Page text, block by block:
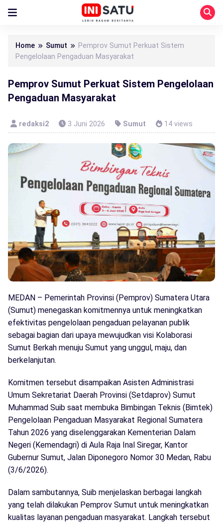
Home Sumut
Pemprov Sumut Perkuat Sistem
Pengelolaan Pengaduan Masyarakat
Pemprov Sumut Perkuat Sistem Pengelolaan
Pengaduan Masyarakat
redaksi2 3 Juni 2026 Sumut 14 views
MEDAN – Pemerintah Provinsi (Pemprov) Sumatera Utara
(Sumut) menegaskan komitmennya untuk meningkatkan
efektivitas pengelolaan pengaduan pelayanan publik
sebagai bagian dari upaya mewujudkan visi Kolaborasi
Sumut Berkah menuju Sumut yang unggul, maju, dan
berkelanjutan.
Komitmen tersebut disampaikan Asisten Administrasi
Umum Sekretariat Daerah Provinsi (Setdaprov) Sumut
Muhammad Suib saat membuka Bimbingan Teknis (Bimtek)
Pengelolaan Pengaduan Masyarakat Regional Sumatera
Tahun 2026 yang diselenggarakan Kementerian Dalam
Negeri (Kemendagri) di Aula Raja Inal Siregar, Kantor
Gubernur Sumut, Jalan Diponegoro Nomor 30 Medan, Rabu
(3/6/2026).
Dalam sambutannya, Suib menjelaskan berbagai langkah
yang telah dilakukan Pemprov Sumut untuk meningkatkan
kualitas layanan pengaduan masyarakat. Langkah tersebut